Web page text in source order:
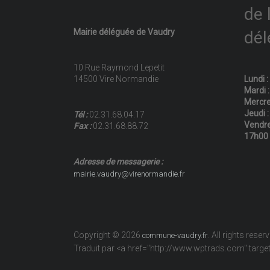
Mairie déléguée de Vaudry
10 Rue Raymond Lepetit
14500 Vire Normandie
Tél :02.31.68.04.17
Fax :02.31.68.88.72
Adresse de messagerie :
mairie.vaudry@virenormandie.fr
de
Lundi
Mardi
Jeudi
17h00
Copyright © 2026 commune-vaudry.fr . All rights
Traduit par <a href="http://www.wptrads.com"